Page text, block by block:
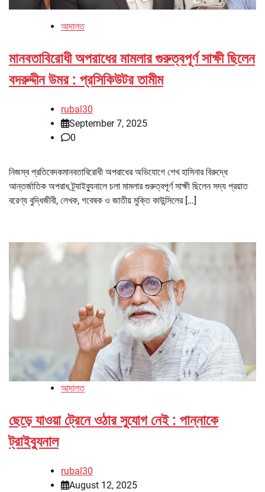
আদালত
মানবতাবিরোধী অপরাধের মামলার গুরুত্বপূর্ণ সাক্ষী ছিলেন
বদরুদ্দীন উমর : প্রসিকিউটর তামীম
rubal30
September 7, 2025
0
নিজস্ব প্রতিবেদকমানবতাবিরোধী অপরাধের অভিযোগে শেখ হাসিনার বিরুদ্ধে
আন্তর্জাতিক অপরাধ ট্র্যাইব্যুনালে চলা মামলার গুরুত্বপূর্ণ সাক্ষী ছিলেন সদ্য প্রয়াত
বরেণ্য বুদ্ধিজীবী, লেখক, গবেষক ও জাতীয় মুক্তি কাউন্সিলের […]
আদালত
ছেড়ে যাওয়া ট্রেনে ওঠার সুযোগ নেই : পান্নাকে
ট্রাইব্যুনাল
rubal30
August 12, 2025